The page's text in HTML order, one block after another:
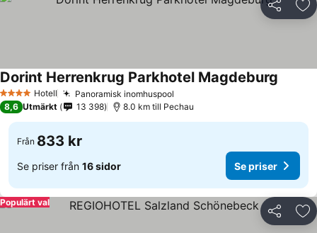
Dela
4 StjärnorHotell Panoramisk inomhuspool
Dorint Herrenkrug Parkhotel Magdeburg
8,6 Utmärkt 13 398 8.0 km till Pechau
Från 833 kr
Se priser från 16 sidor Se priser
Dela
Populärt val